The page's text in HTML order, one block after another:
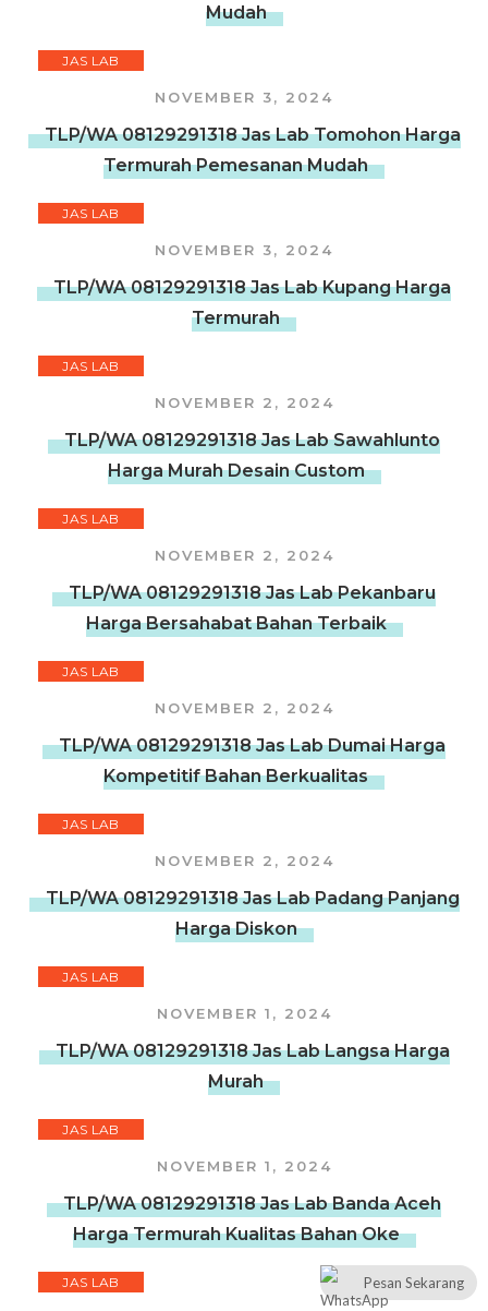
Mudah
JAS LAB
NOVEMBER 3, 2024
TLP/WA 08129291318 Jas Lab Tomohon Harga
Termurah Pemesanan Mudah
JAS LAB
NOVEMBER 3, 2024
TLP/WA 08129291318 Jas Lab Kupang Harga
Termurah
JAS LAB
NOVEMBER 2, 2024
TLP/WA 08129291318 Jas Lab Sawahlunto
Harga Murah Desain Custom
JAS LAB
NOVEMBER 2, 2024
TLP/WA 08129291318 Jas Lab Pekanbaru
Harga Bersahabat Bahan Terbaik
JAS LAB
NOVEMBER 2, 2024
TLP/WA 08129291318 Jas Lab Dumai Harga
Kompetitif Bahan Berkualitas
JAS LAB
NOVEMBER 2, 2024
TLP/WA 08129291318 Jas Lab Padang Panjang
Harga Diskon
JAS LAB
NOVEMBER 1, 2024
TLP/WA 08129291318 Jas Lab Langsa Harga
Murah
JAS LAB
NOVEMBER 1, 2024
TLP/WA 08129291318 Jas Lab Banda Aceh
Harga Termurah Kualitas Bahan Oke
JAS LAB Pesan Sekarang